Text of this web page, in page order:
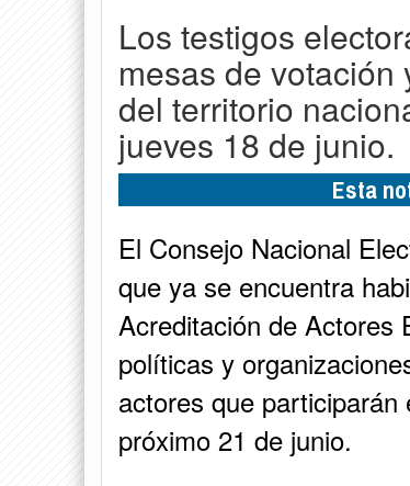
Los testigos
mesas de
del territorio
jueves 18 de junio.
Esta
El Consejo Nacional
que ya se encuentra
Acreditación de Actores
políticas y
actores que
próximo 21 de junio.